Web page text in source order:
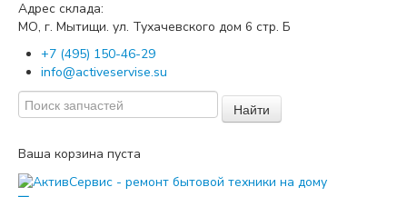
Адрес склада:
МО, г. Мытищи. ул. Тухачевского дом 6 стр. Б
+7 (495) 150-46-29
info@activeservise.su
Найти
Ваша корзина пуста